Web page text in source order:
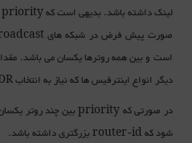
دیگر انواع اینترفیس ها که نیاز به انتخاب DR و BDR ندارد، صفر است.
شود که router-id بزرگتری داشته باشد.